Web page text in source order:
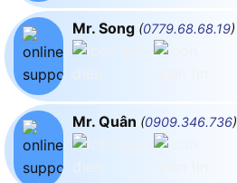
Mr. Song (0779.68.68.19)
Mr. Quân (0909.346.736)